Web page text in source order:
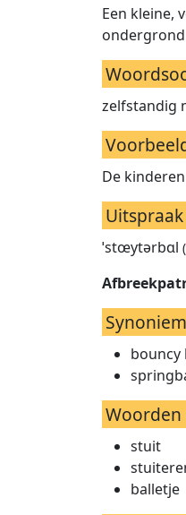
Een kleine,
zelfstandig
De
ˈstœytərbɑl (
bouncy
stuit
balletje